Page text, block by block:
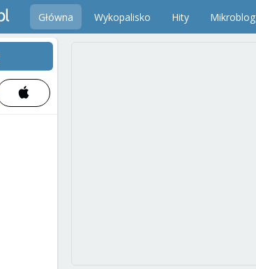
Główna Wykopalisko Hity Mikroblog